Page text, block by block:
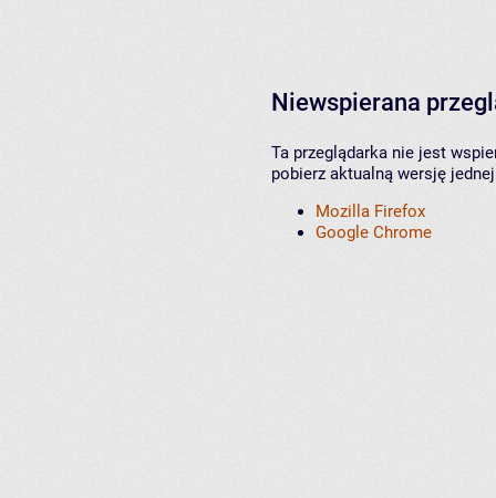
Niewspierana
Ta przeglądarka nie jest
pobierz aktualną wersję
Mozilla Firefox
Google Chrome